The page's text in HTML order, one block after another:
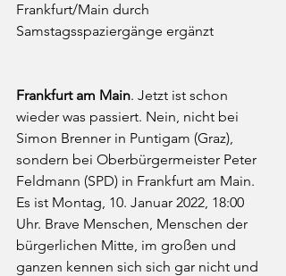
Frankfurt/Main durch
Samstagsspaziergänge ergänzt
Frankfurt am Main. Jetzt ist schon
wieder was passiert. Nein, nicht bei
Simon Brenner in Puntigam (Graz),
sondern bei Oberbürgermeister Peter
Feldmann (SPD) in Frankfurt am Main.
Es ist Montag, 10. Januar 2022, 18:00
Uhr. Brave Menschen, Menschen der
bürgerlichen Mitte, im großen und
ganzen kennen sich sich gar nicht und